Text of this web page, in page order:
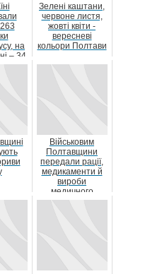
на
– 34
Зелені каштани,
червоне листя,
жовті квіти -
вересневі
кольори Полтави
Військовим
Полтавщини
передали рації,
медикаменти й
вироби
медичного
призначення